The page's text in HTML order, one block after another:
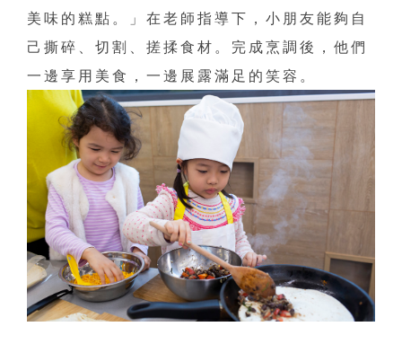
美味的糕點。」在老師指導下，小朋友能夠自
己撕碎、切割、搓揉食材。完成烹調後，他們
一邊享用美食，一邊展露滿足的笑容。